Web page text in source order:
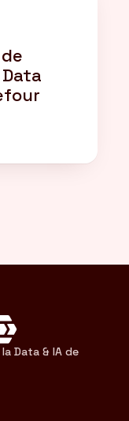
Data & IA de